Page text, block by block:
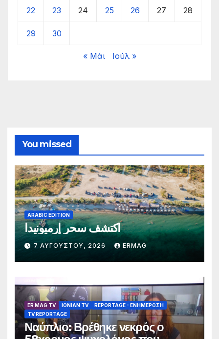
22 23 24 25 26 27 28
29 30
« Μάι Ιούλ »
You missed
ARABIC EDITION
اكتشف سحر إرميونيدا
7 ΑΥΓΟΎΣΤΟΥ, 2026 ERMAG
ER MAG TV IONIAN TV
REPORTAGE - EΝΗΜΈΡΩΣΗ
TV REPORTAGE
Ναύπλιο: Βρέθηκε νεκρός ο